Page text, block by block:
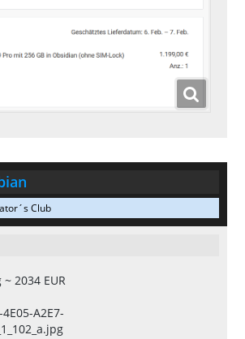
Club
2034 EUR
A2E7-